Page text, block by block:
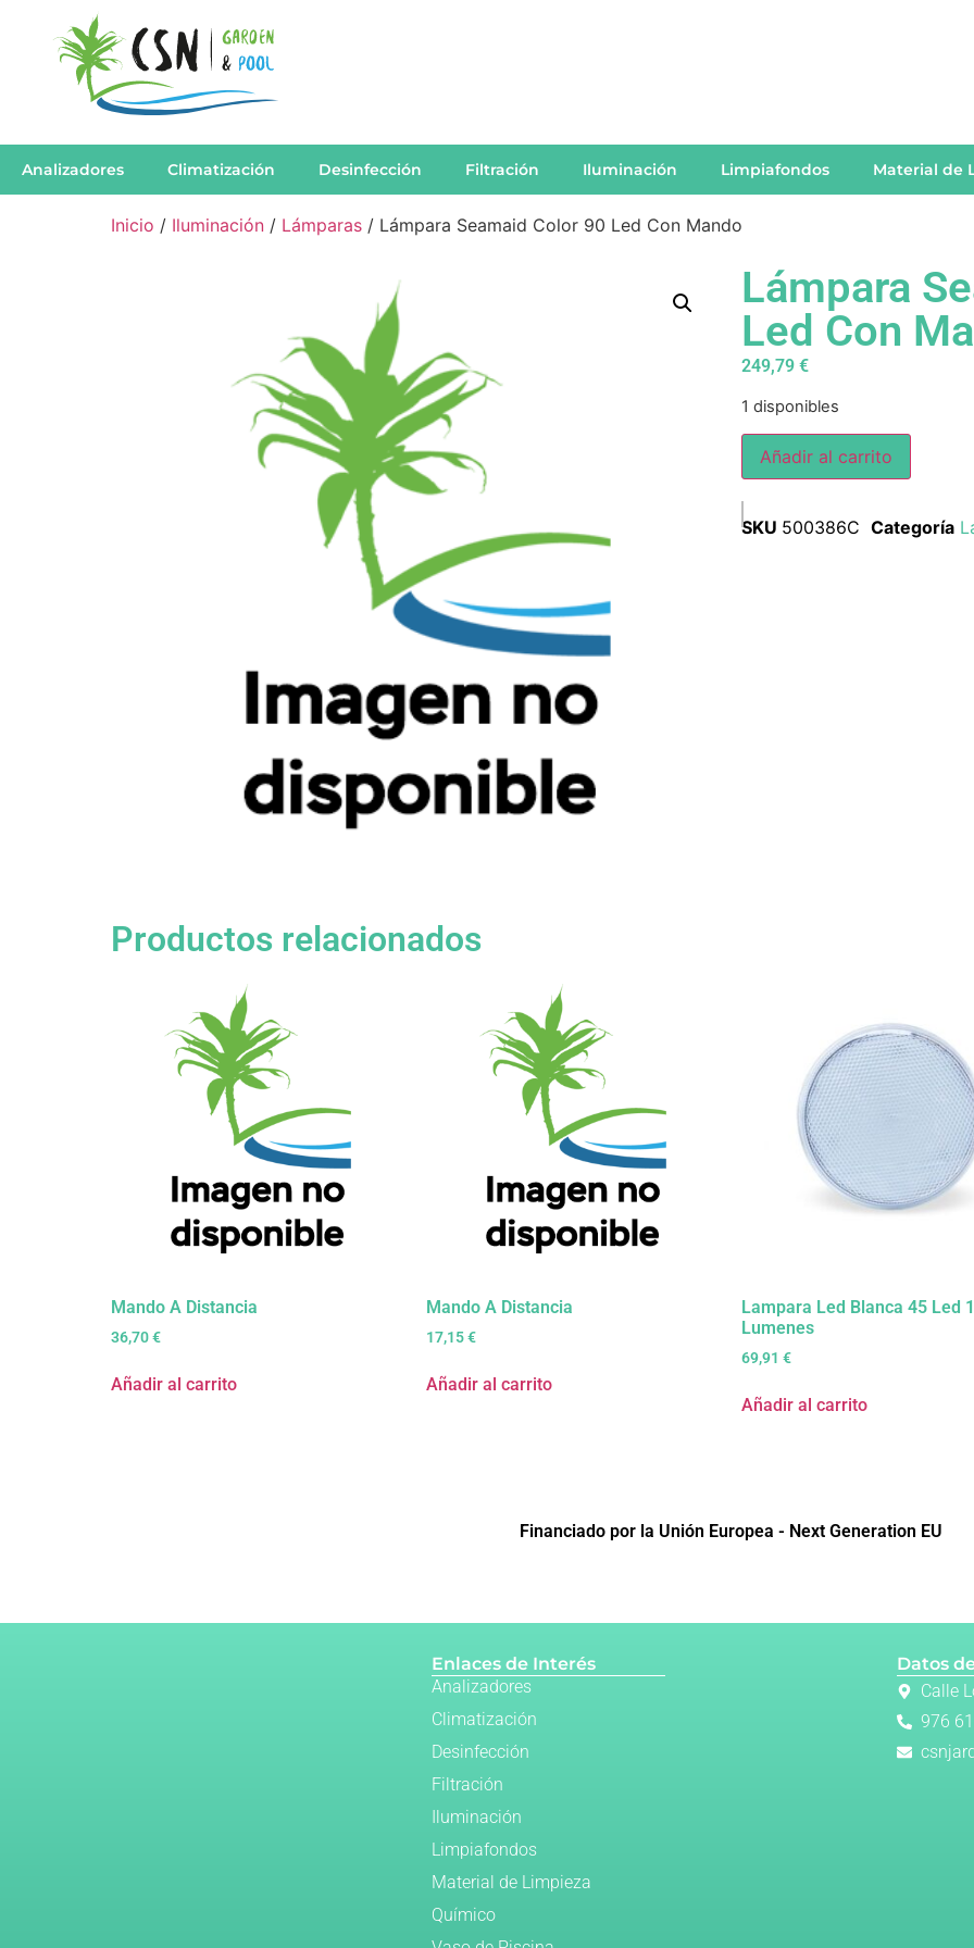
Analizadores Climatización Desinfección Filtración Iluminación Limpiafondos Material de
Inicio / Iluminación / Lámparas / Lámpara Seamaid Color 90 Led Con Mando
Lámpara
Led Con
249,79 €
1 disponibles
Añadir al carrito
SKU 500386C Categoría
Productos relacionados
Mando A Distancia
36,70€
Añadir al carrito
Mando A Distancia
17,15€
Añadir al carrito
Lampara Led Blanca 45 Led
Lumenes
69,91 €
Añadir al carrito
Financiado por la Unión Europea - Next Generation EU
Enlaces de Interés
Analizadores
Climatización
Desinfección
Filtración
Iluminación
Limpiafondos
Material de Limpieza
Químico
Datos
Calle
976